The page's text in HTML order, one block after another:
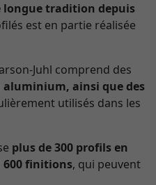
longue tradition depuis
est en partie réalisée
Juhl comprend des
aluminium, ainsi que des
utilisés dans les
plus de 300 profils en
600 finitions, qui peuvent